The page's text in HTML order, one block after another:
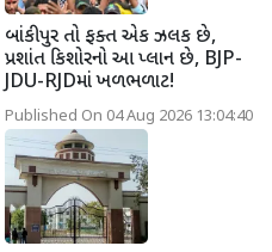
બાંકીપુર તો ફક્ત એક ઝલક છે,
પ્રશાંત કિશોરનો આ પ્લાન છે, BJP-
JDU-RJDમાં ખળભળાટ!
Published On 04 Aug 2026 13:04:40